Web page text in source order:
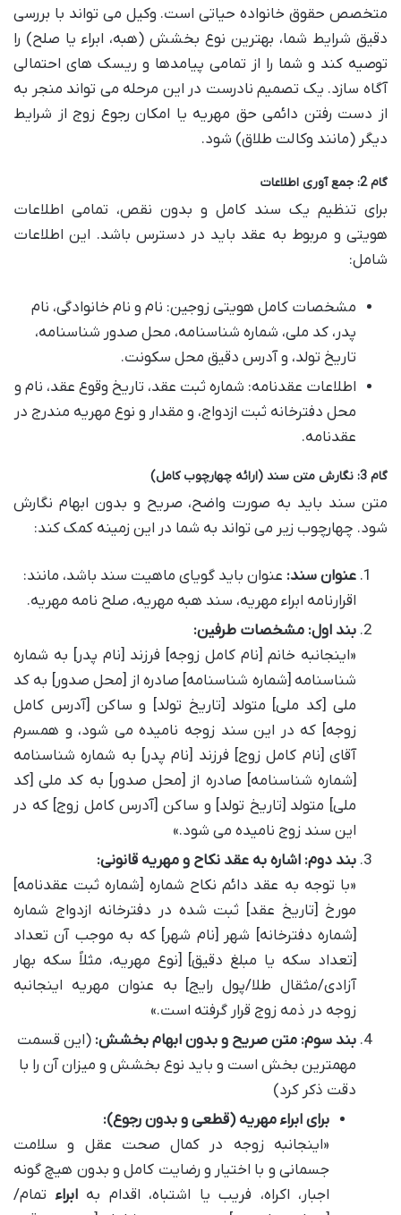
متخصص حقوق خانواده حیاتی است. وکیل می تواند با بررسی
دقیق شرایط شما، بهترین نوع بخشش (هبه، ابراء یا صلح) را
توصیه کند و شما را از تمامی پیامدها و ریسک های احتمالی
آگاه سازد. یک تصمیم نادرست در این مرحله می تواند منجر به
از دست رفتن دائمی حق مهریه یا امکان رجوع زوج از شرایط
دیگر (مانند وکالت طلاق) شود.
گام 2: جمع آوری اطلاعات
برای تنظیم یک سند کامل و بدون نقص، تمامی اطلاعات
هویتی و مربوط به عقد باید در دسترس باشد. این اطلاعات
شامل:
مشخصات کامل هویتی زوجین: نام و نام خانوادگی، نام
پدر، کد ملی، شماره شناسنامه، محل صدور شناسنامه،
تاریخ تولد، و آدرس دقیق محل سکونت.
اطلاعات عقدنامه: شماره ثبت عقد، تاریخ وقوع عقد، نام و
محل دفترخانه ثبت ازدواج، و مقدار و نوع مهریه مندرج در
عقدنامه.
گام 3: نگارش متن سند (ارائه چهارچوب کامل)
متن سند باید به صورت واضح، صریح و بدون ابهام نگارش
شود. چهارچوب زیر می تواند به شما در این زمینه کمک کند:
عنوان سند: عنوان باید گویای ماهیت سند باشد، مانند:
اقرارنامه ابراء مهریه، سند هبه مهریه، صلح نامه مهریه.
بند اول: مشخصات طرفین:
«اینجانبه خانم [نام کامل زوجه] فرزند [نام پدر] به شماره
شناسنامه [شماره شناسنامه] صادره از [محل صدور] به کد
ملی [کد ملی] متولد [تاریخ تولد] و ساکن [آدرس کامل
زوجه] که در این سند زوجه نامیده می شود، و همسرم
آقای [نام کامل زوج] فرزند [نام پدر] به شماره شناسنامه
[شماره شناسنامه] صادره از [محل صدور] به کد ملی [کد
ملی] متولد [تاریخ تولد] و ساکن [آدرس کامل زوج] که در
این سند زوج نامیده می شود.»
بند دوم: اشاره به عقد نکاح و مهریه قانونی:
«با توجه به عقد دائم نکاح شماره [شماره ثبت عقدنامه]
مورخ [تاریخ عقد] ثبت شده در دفترخانه ازدواج شماره
[شماره دفترخانه] شهر [نام شهر] که به موجب آن تعداد
[تعداد سکه یا مبلغ دقیق] [نوع مهریه، مثلاً سکه بهار
آزادی/مثقال طلا/پول رایج] به عنوان مهریه اینجانبه
زوجه در ذمه زوج قرار گرفته است.»
بند سوم: متن صریح و بدون ابهام بخشش: (این قسمت
مهمترین بخش است و باید نوع بخشش و میزان آن را با
دقت ذکر کرد)
برای ابراء مهریه (قطعی و بدون رجوع):
«اینجانبه زوجه در کمال صحت عقل و سلامت
جسمانی و با اختیار و رضایت کامل و بدون هیچ گونه
اجبار، اکراه، فریب یا اشتباه، اقدام بهابراء تمام/